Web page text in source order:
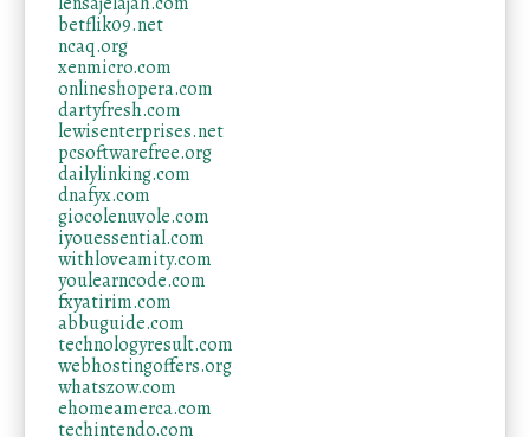
betflik09.net
ncaq.org
xenmicro.com
onlineshopera.com
dartyfresh.com
lewisenterprises.net
pcsoftwarefree.org
dailylinking.com
dnafyx.com
giocolenuvole.com
iyouessential.com
withloveamity.com
youlearncode.com
fxyatirim.com
abbuguide.com
technologyresult.com
webhostingoffers.org
whatszow.com
ehomeamerca.com
techintendo.com